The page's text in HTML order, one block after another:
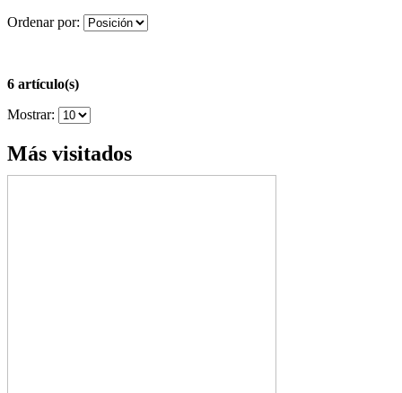
Ordenar por:
6 artículo(s)
Mostrar:
Más visitados